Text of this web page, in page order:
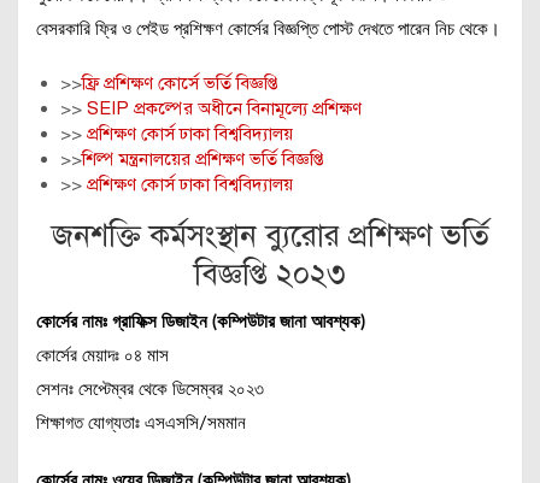
বেসরকারি ফ্রি ও পেইড প্রশিক্ষণ কোর্সের বিজ্ঞপ্তি পোস্ট দেখতে পারেন নিচ থেকে।
>>ফ্রি প্রশিক্ষণ কোর্সে ভর্তি বিজ্ঞপ্তি
>> SEIP প্রকল্পের অধীনে বিনামূল্যে প্রশিক্ষণ
>> প্রশিক্ষণ কোর্স ঢাকা বিশ্ববিদ্যালয়
>>শিল্প মন্ত্রনালয়ের প্রশিক্ষণ ভর্তি বিজ্ঞপ্তি
>> প্রশিক্ষণ কোর্স ঢাকা বিশ্ববিদ্যালয়
জনশক্তি কর্মসংস্থান ব্যুরোর প্রশিক্ষণ ভর্তি
বিজ্ঞপ্তি ২০২৩
কোর্সের নামঃ গ্রাফিক্স ডিজাইন (কম্পিউটার জানা আবশ্যক)
কোর্সের মেয়াদঃ ০৪ মাস
সেশনঃ সেপ্টেম্বর থেকে ডিসেম্বর ২০২৩
শিক্ষাগত যোগ্যতাঃ এসএসসি/সমমান